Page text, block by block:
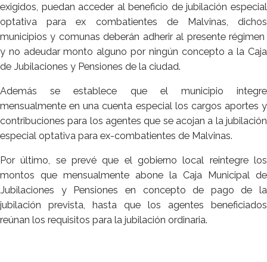
exigidos, puedan acceder al beneficio de jubilación especial
optativa para ex combatientes de Malvinas, dichos
municipios y comunas deberán adherir al presente régimen
y no adeudar monto alguno por ningún concepto a la Caja
de Jubilaciones y Pensiones de la ciudad.
Además se establece que el municipio integre
mensualmente en una cuenta especial los cargos aportes y
contribuciones para los agentes que se acojan a la jubilación
especial optativa para ex-combatientes de Malvinas.
Por último, se prevé que el gobierno local reintegre los
montos que mensualmente abone la Caja Municipal de
Jubilaciones y Pensiones en concepto de pago de la
jubilación prevista, hasta que los agentes beneficiados
reúnan los requisitos para la jubilación ordinaria.